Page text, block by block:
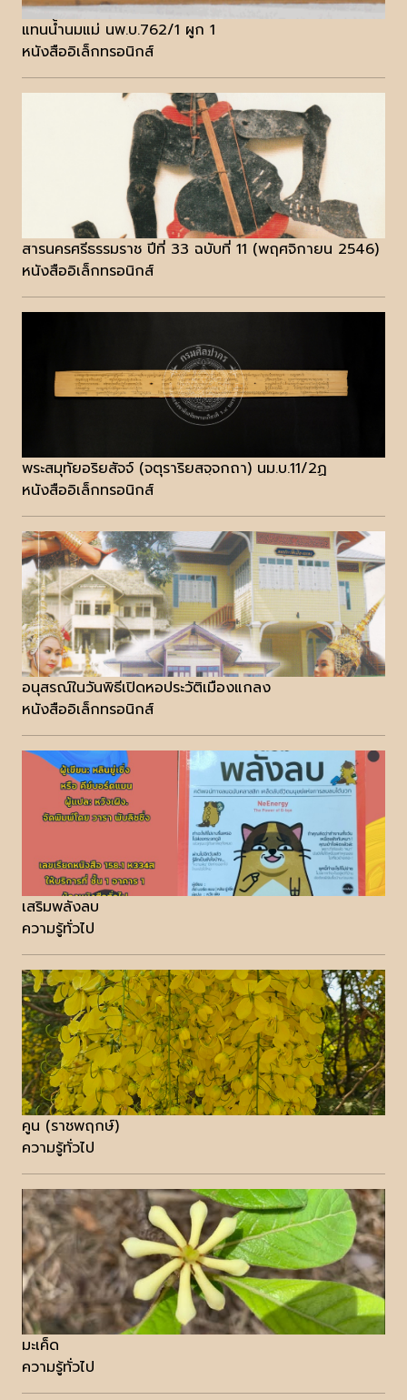
แทนน้ำนมแม่ นพ.บ.762/1 ผูก 1
หนังสืออิเล็กทรอนิกส์
สารนครศรีธรรมราช ปีที่ 33 ฉบับที่ 11 (พฤศจิกายน 2546)
หนังสืออิเล็กทรอนิกส์
พระสมุทัยอริยสัจจ์ (จตุราริยสจฺจกถา) นม.บ.11/2ฏ
หนังสืออิเล็กทรอนิกส์
อนุสรณ์ในวันพิธีเปิดหอประวัติเมืองแกลง
หนังสืออิเล็กทรอนิกส์
เสริมพลังลบ
ความรู้ทั่วไป
คูน (ราชพฤกษ์)
ความรู้ทั่วไป
มะเค็ด
ความรู้ทั่วไป